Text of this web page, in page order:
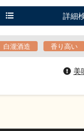
詳細
白瀧酒造 香り高い
美